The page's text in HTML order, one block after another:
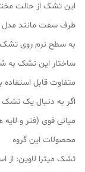
این تشک از حالت
طرف سفت مانند مدل
به سطح نرم روی تشک
ساختار این تشک به
متفاوت قابل استفاده
اگر به دنبال یک تشک
میانی قوی (فنر و
محصولات این گروه